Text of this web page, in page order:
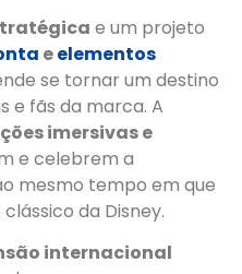
e um projeto
eelementos
se tornar um destino
e fãs da marca. A
imersivas e
e celebrem a
mesmo tempo em que
da Disney.
internacional